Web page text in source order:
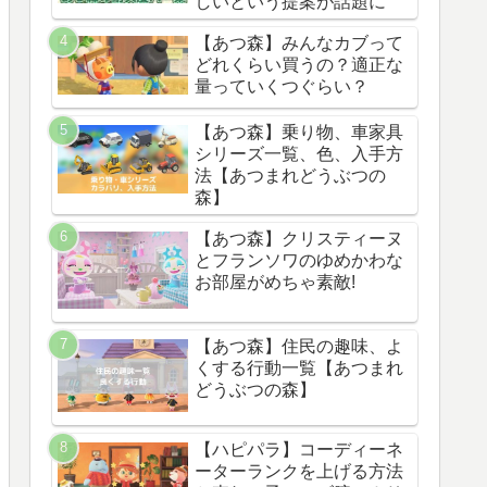
【あつ森】みんなカブって
どれくらい買うの？適正な
量っていくつぐらい？
【あつ森】乗り物、車家具
シリーズ一覧、色、入手方
法【あつまれどうぶつの
森】
【あつ森】クリスティーヌ
とフランソワのゆめかわな
お部屋がめちゃ素敵!
【あつ森】住民の趣味、よ
くする行動一覧【あつまれ
どうぶつの森】
【ハピパラ】コーディーネ
ーターランクを上げる方法